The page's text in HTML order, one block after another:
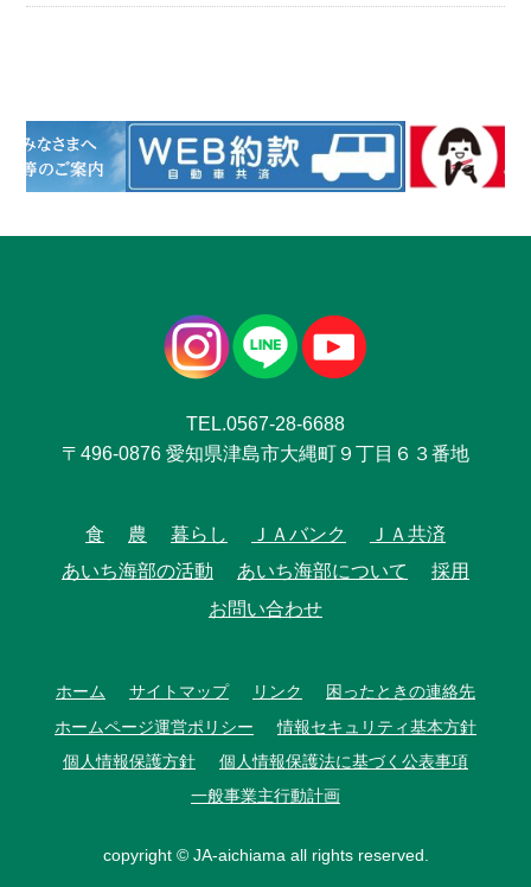
TEL.0567-28-6688
〒496-0876 愛知県津島市大縄町９丁目６３番地
食 農 暮らし ＪＡバンク
ＪＡ共済
あいち海部の活動
あいち海部について
採用
お問い合わせ
ホーム サイトマップ リンク
困ったときの連絡先
ホームページ運営ポリシー
情報セキュリティ基本方針
個人情報保護方針
個人情報保護法に基づく公表事項
一般事業主行動計画
copyright © JA-aichiama all rights reserved.